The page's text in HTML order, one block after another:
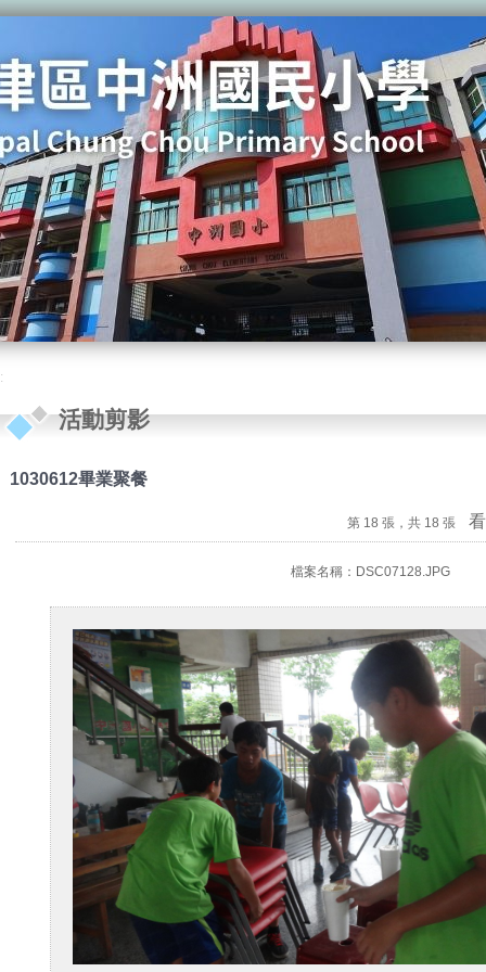
活動剪影
1030612畢業聚餐
第 18 張，共 18 張
檔案名稱：DSC07128.JPG